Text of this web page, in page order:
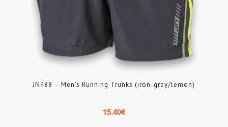
JN488 – Men’s Running Trunks (iron-grey/lemon)
15.40€